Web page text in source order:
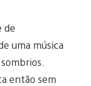
de
uma música
então sem